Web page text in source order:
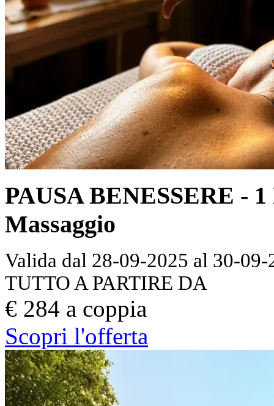
PAUSA BENESSERE -
Massaggio
Valida dal 28-09-2025 al 30-09-
TUTTO A PARTIRE DA
€ 284 a coppia
Scopri l'offerta